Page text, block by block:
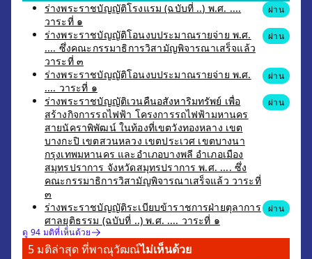
ร่างพระราชบัญญัติโรงแรม (ฉบับที่ ..) พ.ศ. ....
วาระที่ ๑
ผ่าน
ร่างพระราชบัญญัติโอนงบประมาณรายจ่าย พ.ศ.
.... ซึ่งคณะกรรมาธิการวิสามัญพิจารณาเสร็จแล้ว
วาระที่ ๓
ผ่าน
ร่างพระราชบัญญัติโอนงบประมาณรายจ่าย พ.ศ.
.... วาระที่ ๑
ผ่าน
ร่างพระราชบัญญัติเวนคืนอสังหาริมทรัพย์ เพื่อ
สร้างกิจการรถไฟฟ้า โครงการรถไฟฟ้ามหานคร
สายนัคราพิพัฒน์ ในท้องที่เขตวังทองหลาง เขต
บางกะปิ เขตสวนหลวง เขตประเวศ เขตบางนา
กรุงเทพมหานคร และอำเภอบางพลี อำเภอเมือง
สมุทรปราการ จังหวัดสมุทรปราการ พ.ศ. .... ซึ่ง
คณะกรรมาธิการวิสามัญพิจารณาเสร็จแล้ว วาระที่
๓
ผ่าน
ร่างพระราชบัญญัติระเบียบข้าราชการฝ่ายตุลาการ
ศาลยุติธรรม (ฉบับที่ ..) พ.ศ. .... วาระที่ ๑
ผ่าน
ดู 94 มติที่เห็นด้วย
5 มติล่าสุด ที่พาณุวัฒณ์ไม่เห็นด้วย